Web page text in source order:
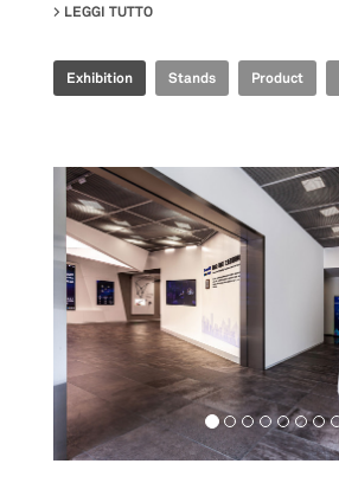
LEGGI TUTTO
Exhibition Stands Product